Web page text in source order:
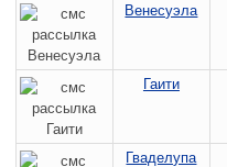
Венесуэла
Гаити
Гваделупа